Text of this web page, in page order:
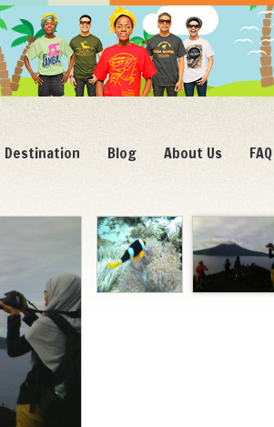
Destination Blog About Us FAQ